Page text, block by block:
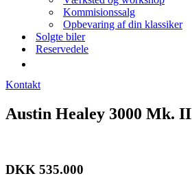
Kommisionssalg
Opbevaring af din klassiker
Solgte biler
Reservedele
Kontakt
Austin Healey 3000 Mk.
DKK 535.000